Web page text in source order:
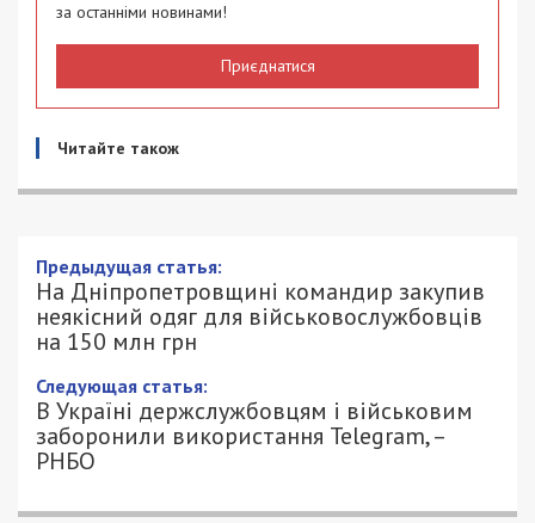
за останніми новинами!
Приєднатися
Читайте також
На Дніпропетровщині командир
закупив неякісний одяг для
військовослужбовців на 150 млн грн
20/09/2024 - 11:57
ПЕТРО ЩУКІН - СПЕЦИАЛЬНО ДЛЯ
49000.COM.UA
952